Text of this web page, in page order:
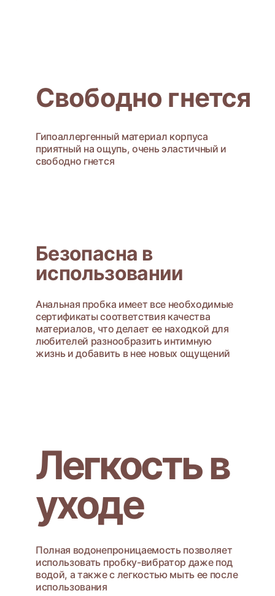
Свободно гнется
Гипоаллергенный материал корпуса
приятный на ощупь, очень эластичный и
свободно гнется
Безопасна в
использовании
Анальная пробка имеет все необходимые
сертификаты соответствия качества
материалов, что делает ее находкой для
любителей разнообразить интимную
жизнь и добавить в нее новых ощущений
Легкость в
уходе
Полная водонепроницаемость позволяет
использовать пробку-вибратор даже под
водой, а также с легкостью мыть ее после
использования